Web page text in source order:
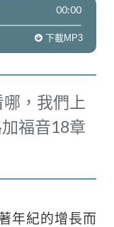
00:00
下載MP3
，我們上
福音18章
年紀的增長而